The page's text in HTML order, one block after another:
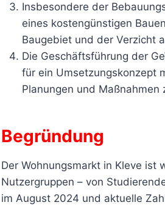
Insbesondere der
eines kostengünstigen
Baugebiet und der Verzicht
Die Geschäftsführung der
für ein Umsetzungskonzept
Planungen und Maßnahmen
Begründung
Der Wohnungsmarkt in Kleve ist
Nutzergruppen – von
im August 2024 und aktuelle